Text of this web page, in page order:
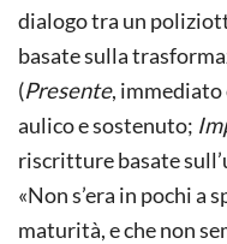
dialogo tra un
basate sulla
(Presente, immediato
aulico e sostenuto;
riscritture basate
«Non s’era in pochi a
maturità, e che non